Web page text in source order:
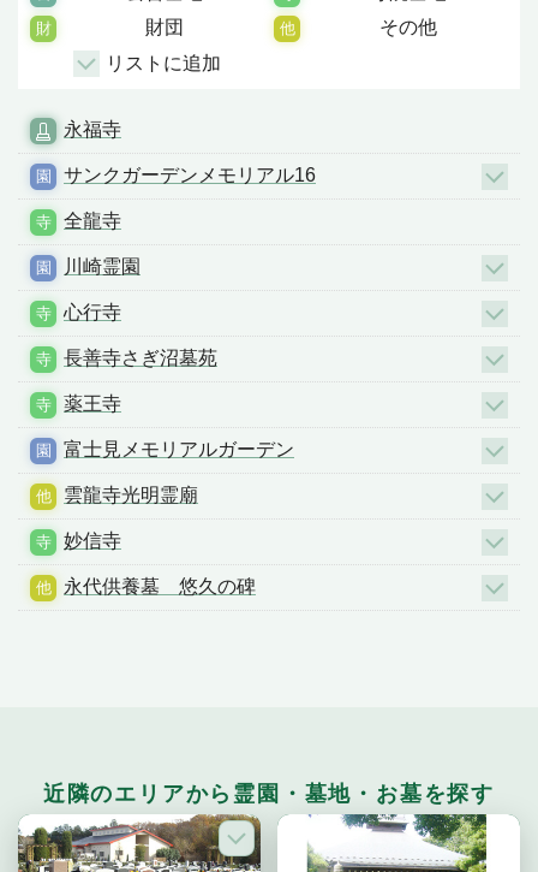
財団
その他
リストに追加
永福寺
サンクガーデンメモリアル16
全龍寺
川崎霊園
心行寺
長善寺さぎ沼墓苑
薬王寺
富士見メモリアルガーデン
雲龍寺光明霊廟
妙信寺
永代供養墓 悠久の碑
近隣のエリアから霊園・墓地・お墓を探す